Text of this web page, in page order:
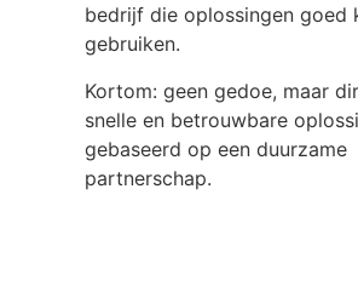
bedrijf die oplossingen goed
gebruiken.
Kortom: geen gedoe, maar
snelle en betrouwbare
gebaseerd op een duurzame
partnerschap.